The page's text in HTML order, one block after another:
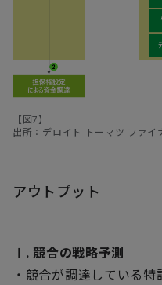
【図7】
出所：デロイト トーマツ ファ
アウトプット
Ⅰ. 競合の戦略予測
・競合が調達している